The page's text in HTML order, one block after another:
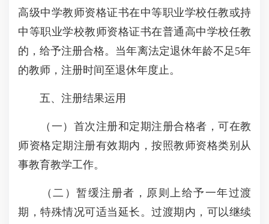
高级中学教师资格证书在中等职业学校任教或持
中等职业学校教师资格证书在普通高中学校任教
的，给予注册合格。当年离法定退休年龄不足5年
的教师，注册时间至退休年度止。
五、注册结果运用
（一）首次注册和定期注册合格者，可在教
师资格定期注册有效期内，按照教师资格类别从
事教育教学工作。
（二）暂缓注册者，原则上给予一年过渡
期，特殊情况可适当延长。过渡期内，可以继续